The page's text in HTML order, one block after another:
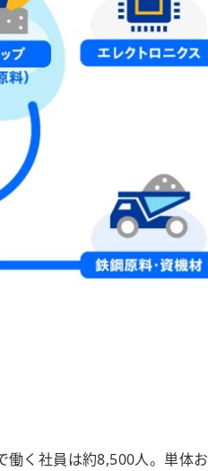
働く社員は約8,500人。単体お